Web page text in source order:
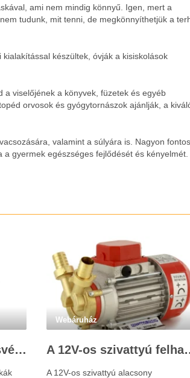
ami nem mindig könnyű. Igen, mert a
tudunk, mit tenni, de megkönnyíthetjük a
készültek, óvják a kisiskolások
a viselőjének a könyvek, füzetek és egyéb
orvosok és gyógytornászok ajánlják, a
valamint a súlyára is. Nagyon
gyermek egészséges fejlődését és kényelmét.
Legjobb gyerek hallásvédő márkák: mire figyeljenek a szülők választáskor?
Webáruház
A 12V-os
A 12V-os szivattyú alacsony